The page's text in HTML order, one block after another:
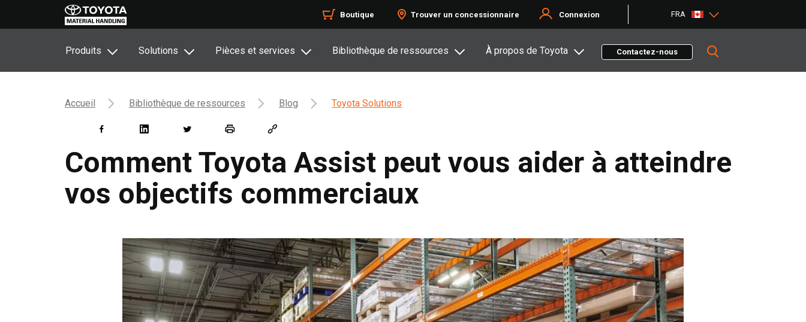
Boutique Trouver un concessionnaire Connexion FRA
Produits Solutions Pièces et services Bibliothèque de ressources À propos de Toyota Contactez-nous
Accueil Bibliothèque de ressources Blog Toyota Solutions
Comment Toyota Assist peut vous aider à atteindre
vos objectifs commerciaux